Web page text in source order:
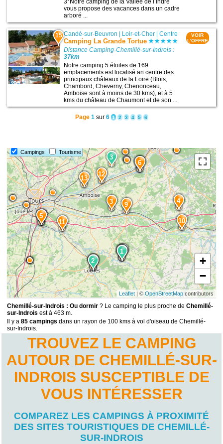
3*Notre camping de la Vallée de l’Indre
vous propose des vacances dans un cadre
arboré ...
15 Candé-sur-Beuvron | Loir-et-Cher |Centre
Camping La Grande Tortue
Distance Camping-Chemillé-sur-Indrois :
37km
Notre camping 5 étoiles de 169
emplacements est localisé an centre des
principaux châteaux de la Loire (Blois,
Chambord, Cheverny, Chenonceau,
Amboise sont à moins de 30 kms), et à 5
kms du château de Chaumont et de son ...
VOIR
L'OFFRE
Page 1sur 6 1 2 3 4 5 6
Campings Tourisme
15
14
13
12
11 10
9
8
7
6
5
4
3
2
1
3
2
1
+
−
Leaflet| © OpenStreetMapcontributors
Chemillé-sur-Indrois : Ou dormir ? Le camping le plus proche deChemillé-
sur-Indrois est à 463 m.
Il y a85 campings dans un rayon de 100 kms à vol d'oiseau de Chemillé-
sur-Indrois.
TROUVEZ LE CAMPING
AUTOUR DE CHEMILLÉ-SUR-
INDROIS SUSCEPTIBLE DE
VOUS INTÉRESSER
COMPAREZ LES CAMPINGS À PROXIMITÉ
DES SITES TOURISTIQUES DE CHEMILLÉ-
SUR-INDROIS